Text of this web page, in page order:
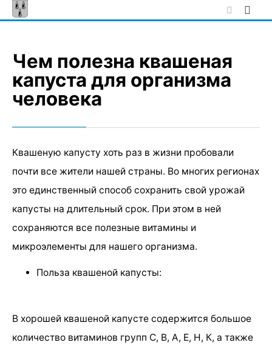
Skip
to
Чем полезна квашеная
капуста для организма
человека
Квашеную капусту хоть раз в жизни пробовали
почти все жители нашей страны. Во многих регионах
это единственный способ сохранить свой урожай
капусты на длительный срок. При этом в ней
сохраняются все полезные витамины и
микроэлементы для нашего организма.
Польза квашеной капусты:
В хорошей квашеной капусте содержится большое
количество витаминов групп С, В, А, Е, Н, К, а также